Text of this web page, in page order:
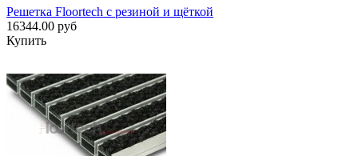
Решетка Floortech с резиной и щёткой
16344.00 руб
Купить